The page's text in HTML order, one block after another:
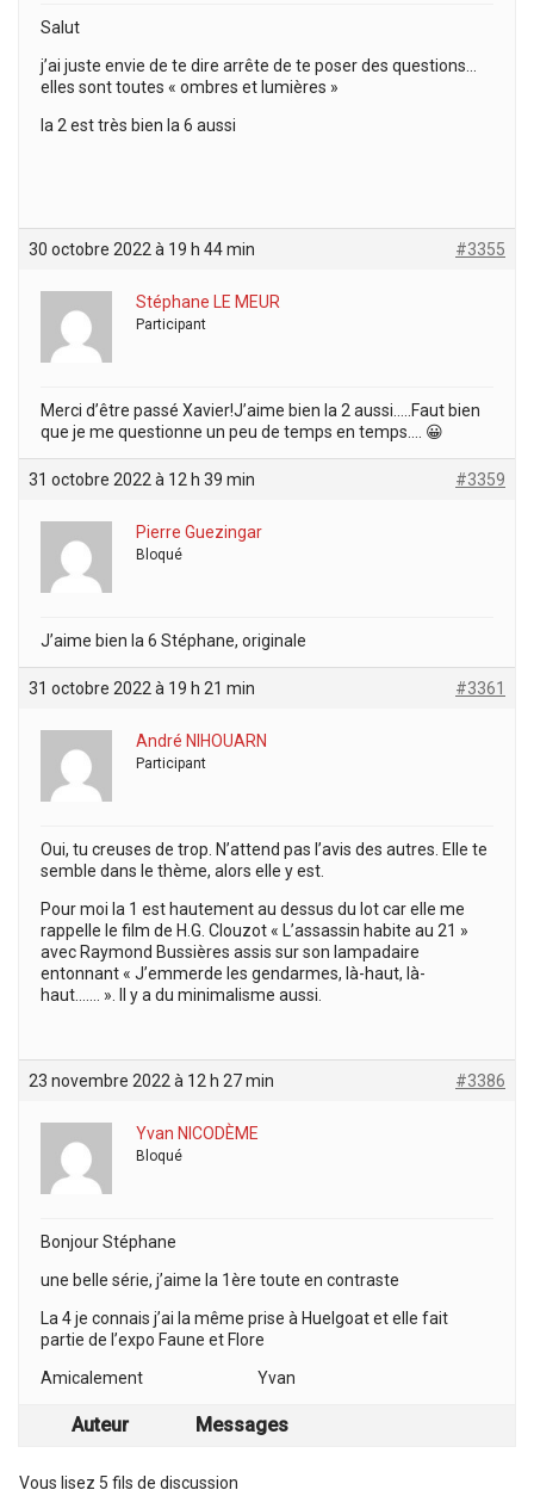
Salut
j’ai juste envie de te dire arrête de te poser des questions…
elles sont toutes « ombres et lumières »
la 2 est très bien la 6 aussi
30 octobre 2022 à 19 h 44 min #3355
Stéphane LE MEUR
Participant
Merci d’être passé Xavier!J’aime bien la 2 aussi…..Faut bien
que je me questionne un peu de temps en temps…. 😀
31 octobre 2022 à 12 h 39 min #3359
Pierre Guezingar
Bloqué
J’aime bien la 6 Stéphane, originale
31 octobre 2022 à 19 h 21 min #3361
André NIHOUARN
Participant
Oui, tu creuses de trop. N’attend pas l’avis des autres. Elle te
semble dans le thème, alors elle y est.
Pour moi la 1 est hautement au dessus du lot car elle me
rappelle le film de H.G. Clouzot « L’assassin habite au 21 »
avec Raymond Bussières assis sur son lampadaire
entonnant « J’emmerde les gendarmes, là-haut, là-
haut……. ». Il y a du minimalisme aussi.
23 novembre 2022 à 12 h 27 min #3386
Yvan NICODÈME
Bloqué
Bonjour Stéphane
une belle série, j’aime la 1ère toute en contraste
La 4 je connais j’ai la même prise à Huelgoat et elle fait
partie de l’expo Faune et Flore
Amicalement Yvan
Auteur Messages
Vous lisez 5 fils de discussion